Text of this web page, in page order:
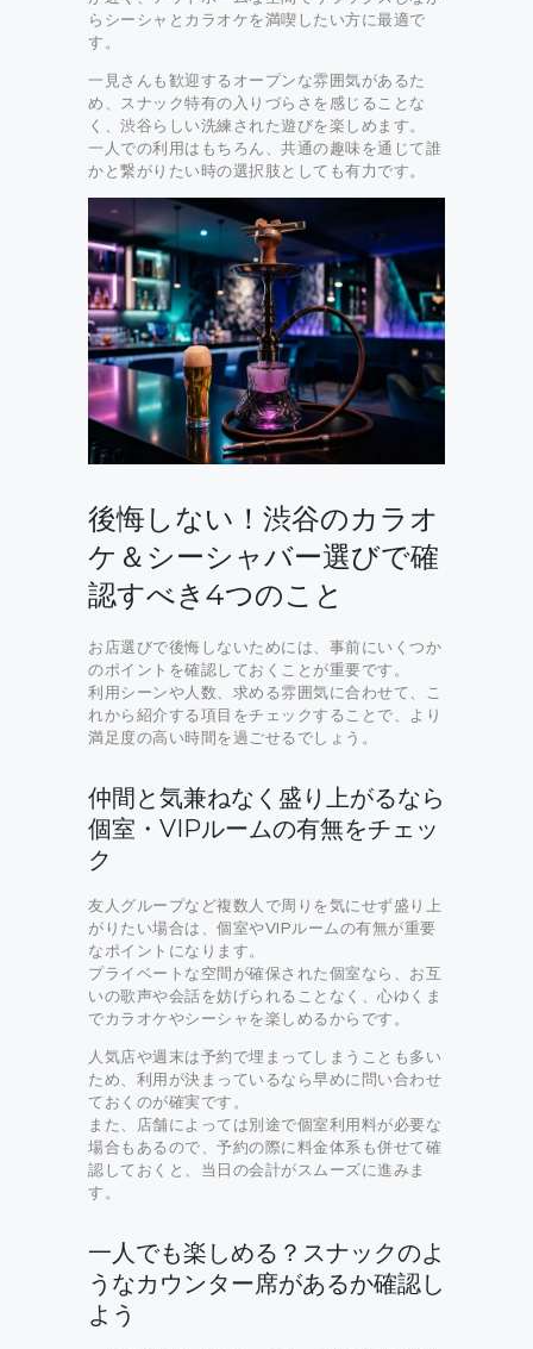
らシーシャとカラオケを満喫したい方に最適で
す。
一見さんも歓迎するオープンな雰囲気があるた
め、スナック特有の入りづらさを感じることな
く、渋谷らしい洗練された遊びを楽しめます。
一人での利用はもちろん、共通の趣味を通じて誰
かと繋がりたい時の選択肢としても有力です。
後悔しない！渋谷のカラオ
ケ＆シーシャバー選びで確
認すべき4つのこと
お店選びで後悔しないためには、事前にいくつか
のポイントを確認しておくことが重要です。
利用シーンや人数、求める雰囲気に合わせて、こ
れから紹介する項目をチェックすることで、より
満足度の高い時間を過ごせるでしょう。
仲間と気兼ねなく盛り上がるなら
個室・VIPルームの有無をチェッ
ク
友人グループなど複数人で周りを気にせず盛り上
がりたい場合は、個室やVIPルームの有無が重要
なポイントになります。
プライベートな空間が確保された個室なら、お互
いの歌声や会話を妨げられることなく、心ゆくま
でカラオケやシーシャを楽しめるからです。
人気店や週末は予約で埋まってしまうことも多い
ため、利用が決まっているなら早めに問い合わせ
ておくのが確実です。
また、店舗によっては別途で個室利用料が必要な
場合もあるので、予約の際に料金体系も併せて確
認しておくと、当日の会計がスムーズに進みま
す。
一人でも楽しめる？スナックのよ
うなカウンター席があるか確認し
よう